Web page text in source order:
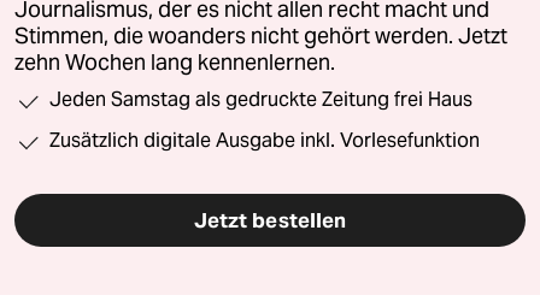
Journalismus, der es nicht allen recht macht und
Stimmen, die woanders nicht gehört werden. Jetzt
zehn Wochen lang kennenlernen.
Jeden Samstag als gedruckte Zeitung frei Haus
Zusätzlich digitale Ausgabe inkl. Vorlesefunktion
Jetzt bestellen